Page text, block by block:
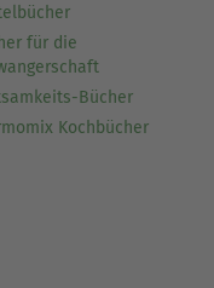
für die
Bücher
Kochbücher